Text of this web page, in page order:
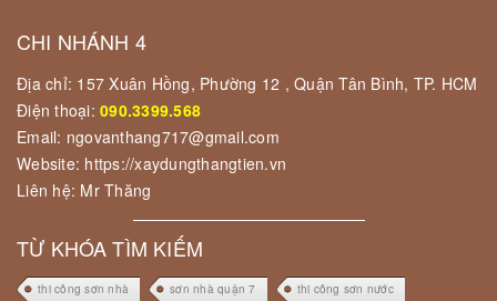
CHI NHÁNH 4
Địa chỉ: 157 Xuân Hồng, Phường 12 , Quận Tân Bình, TP. HCM
Điện thoại: 090.3399.568
Email: ngovanthang717@gmail.com
Website: https://xaydungthangtien.vn
Liên hệ: Mr Thăng
TỪ KHÓA TÌM KIẾM
thi công sơn nhà sơn nhà quận 7 thi công sơn nước